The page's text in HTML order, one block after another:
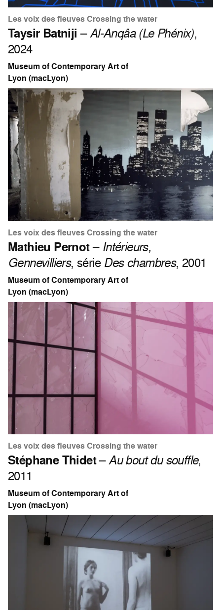
Les voix des fleuves Crossing the water
Taysir Batniji –Al-Anqâa (Le Phénix),
2024
Museum of Contemporary Art of
Lyon (macLyon)
Les voix des fleuves Crossing the water
Mathieu Pernot– Intérieurs,
Gennevilliers, série Des chambres, 2001
Museum of Contemporary Art of
Lyon (macLyon)
Les voix des fleuves Crossing the water
Stéphane Thidet–Au bout du souffle,
2011
Museum of Contemporary Art of
Lyon (macLyon)